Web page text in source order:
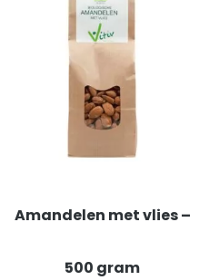
Amandelen met vlies –
500 gram